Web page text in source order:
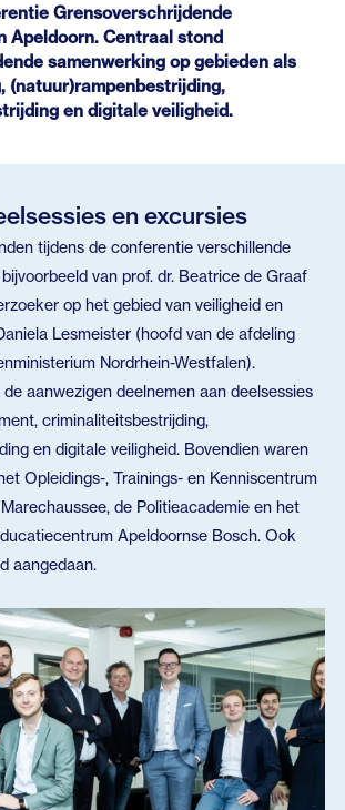
Grensoverschrijdende
Apeldoorn. Centraal stond
samenwerking op gebieden als
(natuur)rampenbestrijding,
en digitale veiligheid.
en excursies
tijdens de conferentie verschillende
van prof. dr. Beatrice de Graaf
op het gebied van veiligheid en
Lesmeister (hoofd van de afdeling
Nordrhein-Westfalen).
aanwezigen deelnemen aan deelsessies
criminaliteitsbestrijding,
en digitale veiligheid. Bovendien waren
Opleidings-, Trainings- en Kenniscentrum
de Politieacademie en het
Apeldoornse Bosch. Ook
aangedaan.